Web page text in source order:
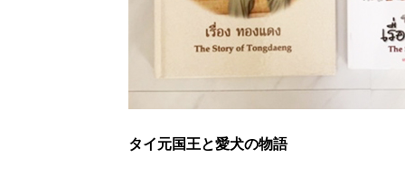
タイ元国王と愛犬の物語